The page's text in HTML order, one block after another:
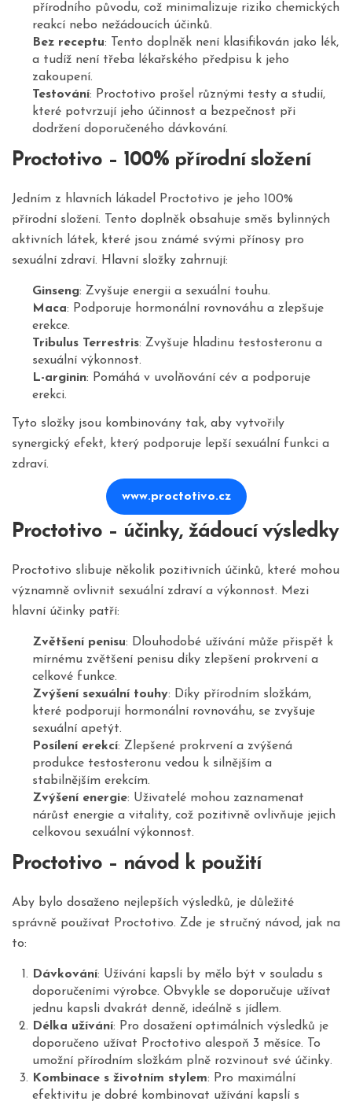
přírodního původu, což minimalizuje riziko chemických
reakcí nebo nežádoucích účinků.
Bez receptu: Tento doplněk není klasifikován jako lék,
a tudíž není třeba lékařského předpisu k jeho
zakoupení.
Testování: Proctotivo prošel různými testy a studií,
které potvrzují jeho účinnost a bezpečnost při
dodržení doporučeného dávkování.
Proctotivo – 100% přírodní složení
Jedním z hlavních lákadel Proctotivo je jeho 100%
přírodní složení. Tento doplněk obsahuje směs bylinných
aktivních látek, které jsou známé svými přínosy pro
sexuální zdraví. Hlavní složky zahrnují:
Ginseng: Zvyšuje energii a sexuální touhu.
Maca: Podporuje hormonální rovnováhu a zlepšuje
erekce.
Tribulus Terrestris: Zvyšuje hladinu testosteronu a
sexuální výkonnost.
L-arginin: Pomáhá v uvolňování cév a podporuje
erekci.
Tyto složky jsou kombinovány tak, aby vytvořily
synergický efekt, který podporuje lepší sexuální funkci a
zdraví.
www.proctotivo.cz
Proctotivo – účinky, žádoucí výsledky
Proctotivo slibuje několik pozitivních účinků, které mohou
významně ovlivnit sexuální zdraví a výkonnost. Mezi
hlavní účinky patří:
Zvětšení penisu: Dlouhodobé užívání může přispět k
mírnému zvětšení penisu díky zlepšení prokrvení a
celkové funkce.
Zvýšení sexuální touhy: Díky přírodním složkám,
které podporují hormonální rovnováhu, se zvyšuje
sexuální apetýt.
Posílení erekcí: Zlepšené prokrvení a zvýšená
produkce testosteronu vedou k silnějším a
stabilnějším erekcím.
Zvýšení energie: Uživatelé mohou zaznamenat
nárůst energie a vitality, což pozitivně ovlivňuje jejich
celkovou sexuální výkonnost.
Proctotivo – návod k použití
Aby bylo dosaženo nejlepších výsledků, je důležité
správně používat Proctotivo. Zde je stručný návod, jak na
to:
Dávkování: Užívání kapslí by mělo být v souladu s
doporučeními výrobce. Obvykle se doporučuje užívat
jednu kapsli dvakrát denně, ideálně s jídlem.
Délka užívání: Pro dosažení optimálních výsledků je
doporučeno užívat Proctotivo alespoň 3 měsíce. To
umožní přírodním složkám plně rozvinout své účinky.
Kombinace s životním stylem: Pro maximální
efektivitu je dobré kombinovat užívání kapslí s